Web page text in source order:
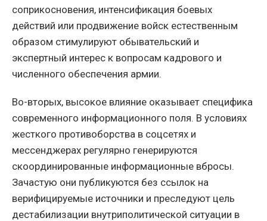
соприкосновения, интенсификация боевых
действий или продвижение войск естественным
образом стимулируют обывательский и
экспертный интерес к вопросам кадрового и
численного обеспечения армии.
Во-вторых, высокое влияние оказывает специфика
современного информационного поля. В условиях
жесткого противоборства в соцсетях и
мессенджерах регулярно генерируются
скоординированные информационные вбросы.
Зачастую они публикуются без ссылок на
верифицируемые источники и преследуют цель
дестабилизации внутриполитической ситуации в